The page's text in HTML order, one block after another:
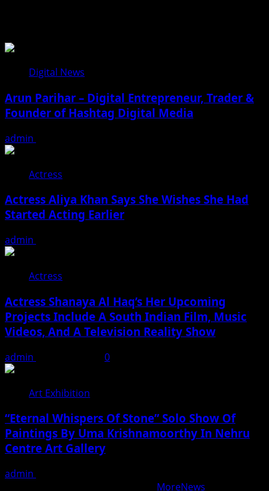
Digital News
Arun Parihar – Digital Entrepreneur, Trader &
Founder of Hashtag Digital Media
admin
Actress
Actress Aliya Khan Says She Wishes She Had
Started Acting Earlier
admin
Actress
Actress Shanaya Al Haq’s Her Upcoming
Projects Include A South Indian Film, Music
Videos, And A Television Reality Show
admin 0
Art Exhibition
“Eternal Whispers Of Stone” Solo Show Of
Paintings By Uma Krishnamoorthy In Nehru
Centre Art Gallery
admin
MoreNews